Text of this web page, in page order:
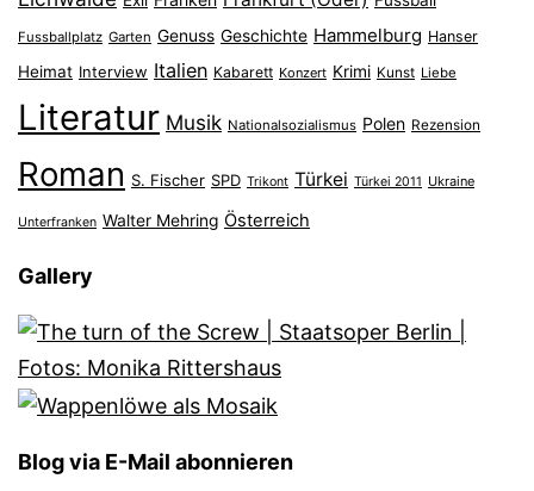
Fussballplatz Garten Genuss Geschichte Hammelburg Hanser
Heimat Interview Italien Kabarett Konzert Krimi Kunst Liebe
Literatur Musik Nationalsozialismus Polen Rezension
Roman S. Fischer SPD Trikont Türkei Türkei 2011 Ukraine
Unterfranken Walter Mehring Österreich
Gallery
Blog via E-Mail abonnieren